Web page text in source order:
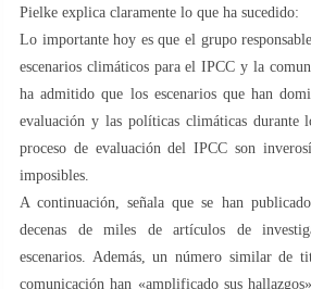
Pielke explica claramente lo que ha sucedido:
Lo importante hoy es que el grupo
escenarios climáticos para el IPCC y la
ha admitido que los escenarios que han
evaluación y las políticas climáticas durante
proceso de evaluación del IPCC son
imposibles.
A continuación, señala que se han
decenas de miles de artículos de
escenarios. Además, un número similar de
comunicación han «amplificado sus